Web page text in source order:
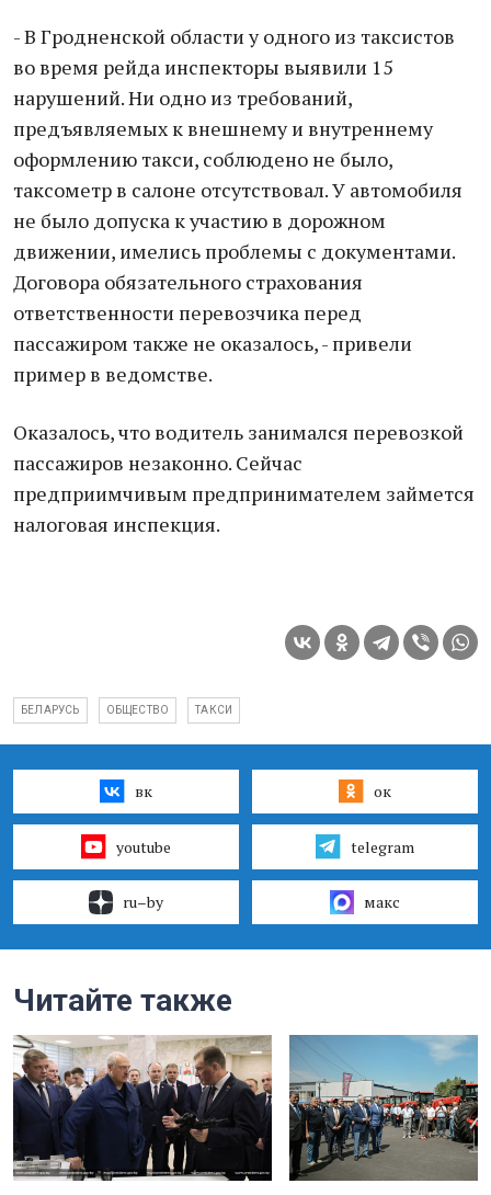
- В Гродненской области у одного из таксистов
во время рейда инспекторы выявили 15
нарушений. Ни одно из требований,
предъявляемых к внешнему и внутреннему
оформлению такси, соблюдено не было,
таксометр в салоне отсутствовал. У автомобиля
не было допуска к участию в дорожном
движении, имелись проблемы с документами.
Договора обязательного страхования
ответственности перевозчика перед
пассажиром также не оказалось, - привели
пример в ведомстве.
Оказалось, что водитель занимался перевозкой
пассажиров незаконно. Сейчас
предприимчивым предпринимателем займется
налоговая инспекция.
БЕЛАРУСЬ ОБЩЕСТВО ТАКСИ
вк ок
youtube telegram
ru–by макс
Читайте также